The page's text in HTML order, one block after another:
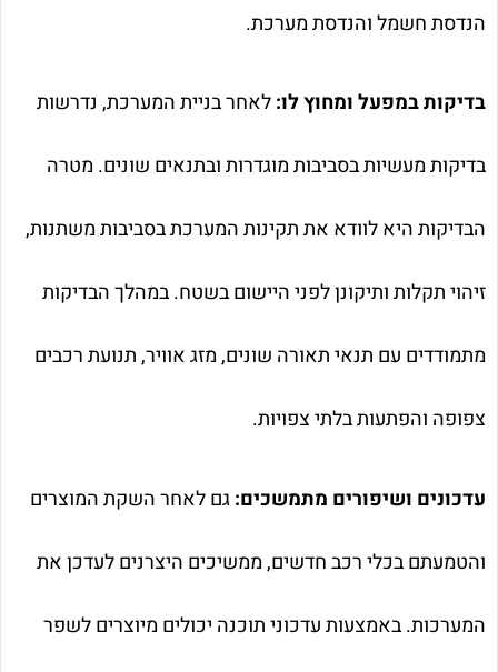
הנדסת חשמל והנדסת מערכת.
בדיקות במפעל ומחוץ לו:לאחר בניית המערכת, נדרשות
בדיקות מעשיות בסביבות מוגדרות ובתנאים שונים. מטרה
הבדיקות היא לוודא את תקינות המערכת בסביבות משתנות,
זיהוי תקלות ותיקונן לפני היישום בשטח. במהלך הבדיקות
מתמודדים עם תנאי תאורה שונים, מזג אוויר, תנועת רכבים
צפופה והפתעות בלתי צפויות.
עדכונים ושיפורים מתמשכים:גם לאחר השקת המוצרים
והטמעתם בכלי רכב חדשים, ממשיכים היצרנים לעדכן את
המערכות. באמצעות עדכוני תוכנה יכולים מיוצרים לשפר